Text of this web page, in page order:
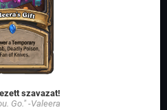
szavazat!
Go." -Valeera